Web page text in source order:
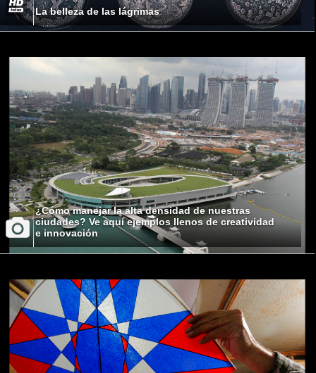
La belleza de las lágrimas
¿Cómo manejar la alta densidad de nuestras
ciudades? Ve aquí ejemplos llenos de creatividad
e innovación